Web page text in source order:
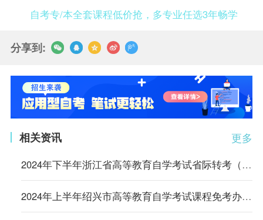
自考专/本全套课程低价抢，多专业任选3年畅学
分享到:
更多
相关资讯
2024年下半年浙江省高等教育自学考试省际转考（转出）办理通告
2024年上半年绍兴市高等教育自学考试课程免考办理公告